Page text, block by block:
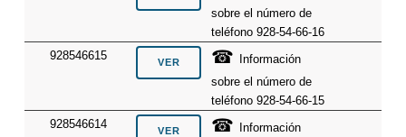
sobre el número de
teléfono 928-54-66-16
928546615
☎
Información
sobre el número de
teléfono 928-54-66-15
928546614
☎
Información